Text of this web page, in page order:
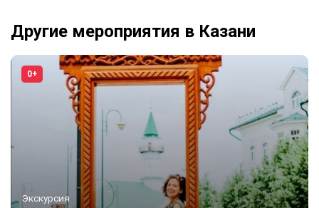
Другие мероприятия в Казани
0+
Экскурсия